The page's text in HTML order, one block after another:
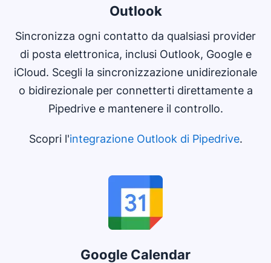
Outlook
Sincronizza ogni contatto da qualsiasi provider
di posta elettronica, inclusi Outlook, Google e
iCloud. Scegli la sincronizzazione unidirezionale
o bidirezionale per connetterti direttamente a
Pipedrive e mantenere il controllo.
Scopri l'integrazione Outlook di Pipedrive.
Google Calendar